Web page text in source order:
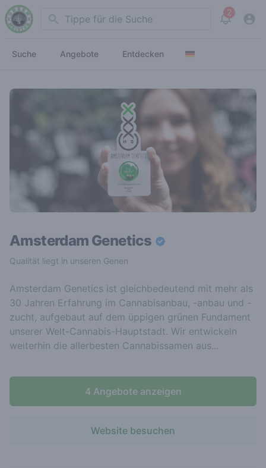
Search 2
View
Suche Angebote Entdecken
Amsterdam Genetics
Qualität liegt in unseren Genen
Amsterdam Genetics ist gleichbedeutend mit mehr als
30 Jahren Erfahrung im Cannabisanbau, -anbau und -
zucht, aufgebaut auf dem üppigen grünen Fundament
unserer Welt-Cannabis-Hauptstadt. Wir entwickeln
weiterhin die allerbesten Cannabissamen aus...
4 Angebote anzeigen
Website besuchen